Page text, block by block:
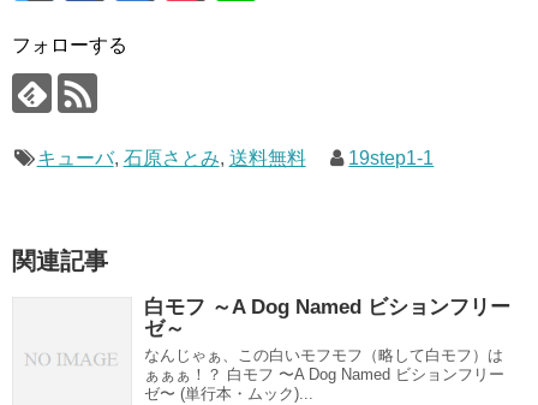
フォローする
キューバ, 石原さとみ, 送料無料 19step1-1
関連記事
白モフ ～A Dog Named ビションフリー
ゼ～
なんじゃぁ、この白いモフモフ（略して白モフ）は
ぁぁぁ！？ 白モフ 〜A Dog Named ビションフリー
ゼ〜 (単行本・ムック)...